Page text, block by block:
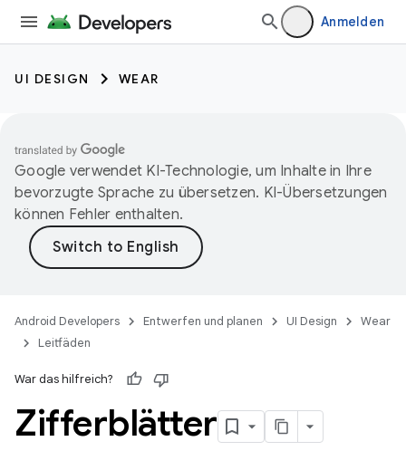
Anmelden
UI DESIGN WEAR
Google verwendet KI-Technologie, um Inhalte in Ihre
bevorzugte Sprache zu übersetzen. KI-Übersetzungen
können Fehler enthalten.
Android Developers Entwerfen und planen UI Design
Wear
Leitfäden
War das hilfreich?
Zifferblätter